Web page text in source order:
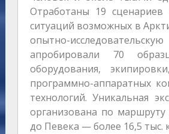
Отработаны 19 сценариев
ситуаций возможных в
опытно-
апробировали 70
оборудования,
программно-аппаратных
технологий. Уникальная
организована по
до Певека — более 16,5 тыс.